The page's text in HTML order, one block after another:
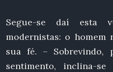
Segue-se daí esta
modernistas: o homem
sua fé. – Sobrevindo,
sentimento, inclina-se